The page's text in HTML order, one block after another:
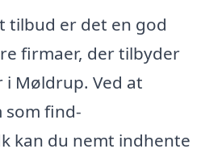
tilbud er det en god
firmaer, der tilbyder
Møldrup. Ved at
find-
kan du nemt indhente